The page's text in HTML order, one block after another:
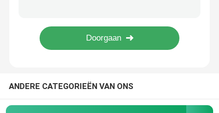
Turnkey PCB-assemblage
Industriële PCB-assemblage
ANDERE CATEGORIEËN VAN ONS